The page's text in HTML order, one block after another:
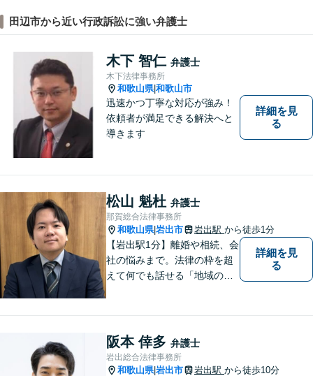
田辺市から近い行政訴訟に強い弁護士
木下 智仁 弁護士
木下法律事務所
和歌山県|和歌山市
迅速かつ丁寧な対応が強み！
依頼者が満足できる解決へと
導きます
詳細を見
る
松山 魁杜 弁護士
那賀総合法律事務所
和歌山県|岩出市 岩出駅 から徒歩1分
【岩出駅1分】離婚や相続、会
社の悩みまで。法律の枠を超
えて何でも話せる「地域のか
育ちの私が丁寧にサポートし
ます。【丁寧なヒアリング】
【休日や夜間相談も柔軟に対
詳細を見
る
阪本 倖多 弁護士
岩出総合法律事務所
和歌山県|岩出市 岩出駅 から徒歩10分